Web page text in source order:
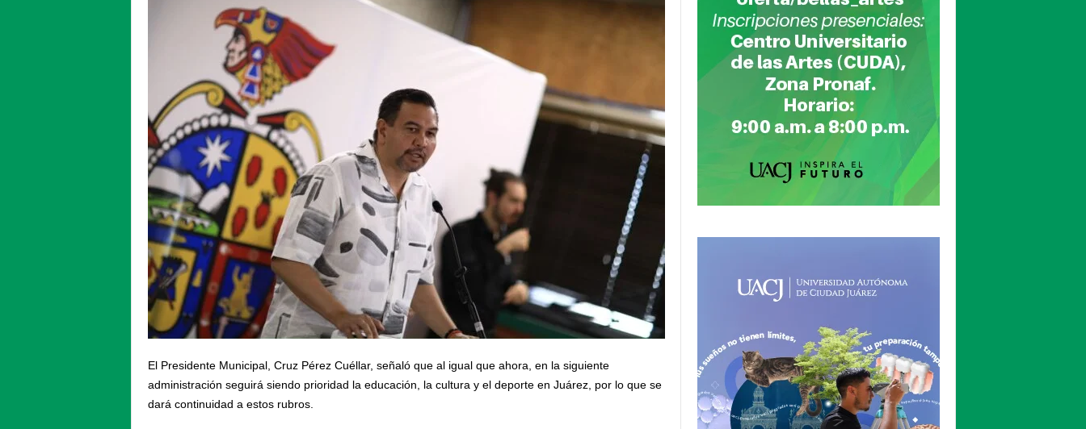
El Presidente Municipal, Cruz Pérez Cuéllar, señaló que al igual que ahora, en la siguiente
administración seguirá siendo prioridad la educación, la cultura y el deporte en Juárez, por lo que se
dará continuidad a estos rubros.